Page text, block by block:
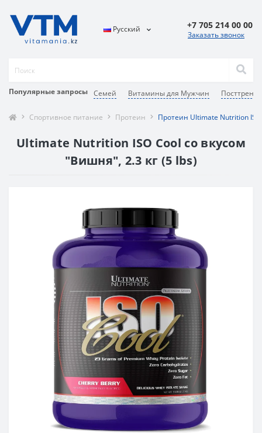
Популярные запросы Семей Витамины для Мужчин
Русский +7 705 214 00 00
Заказать звонок
Спортивное питание Протеин Протеин Ultimate Nutrition
Ultimate Nutrition ISO Cool со вкусом
"Вишня", 2.3 кг (5 lbs)